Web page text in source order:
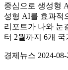
중심으로 생성형
성형 AI를 효과적
리포트가 나와 눈
터 2월까지 6개
경제뉴스 2024-